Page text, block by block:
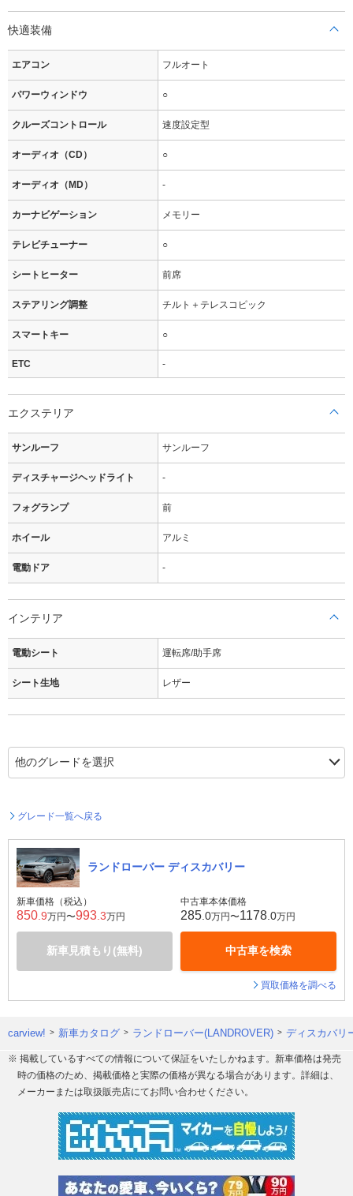
快適装備
エアコン フルオート
パワーウィンドウ ○
クルーズコントロール 速度設定型
オーディオ（CD） ○
オーディオ（MD） -
カーナビゲーション メモリー
テレビチューナー ○
シートヒーター 前席
ステアリング調整 チルト＋テレスコピック
スマートキー ○
ETC -
エクステリア
サンルーフ サンルーフ
ディスチャージヘッドライト -
フォグランプ 前
ホイール アルミ
電動ドア -
インテリア
電動シート 運転席/助手席
シート生地 レザー
グレード一覧へ戻る
ランドローバー ディスカバリー
新車価格（税込）
850 .9万円〜993 .3万円
新車見積もり(無料)
中古車本体価格
285 .0万円〜1178 .0万円
中古車を検索
買取価格を調べる
carview! 新車カタログ ランドローバー(LANDROVER) ディスカバリ
※ 掲載しているすべての情報について保証をいたしかねます。新車価格は発売
時の価格のため、掲載価格と実際の価格が異なる場合があります。詳細は、
メーカーまたは取扱販売店にてお問い合わせください。